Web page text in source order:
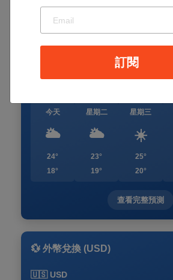
📍 Columbus
🌥️ 23
今天
🌥️
24°
18°
星期二
🌥️
23°
19°
星期三
☀️
25°
20°
查看完整預測
💱 外幣兌換 (USD)
🇺🇸 USD
訂閱